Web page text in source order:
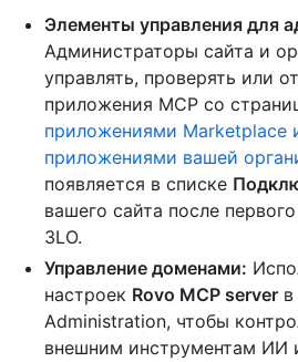
Элементы управления для
Администраторы сайта и
управлять, проверять или
приложения MCP со
приложениями Marketplace
приложениями вашей
появляется в списке
вашего сайта после
3LO.
Управление доменами:
настроек Rovo MCP server
Administration, чтобы
внешним инструментам ИИ